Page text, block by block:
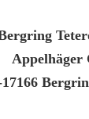
Appelhäger